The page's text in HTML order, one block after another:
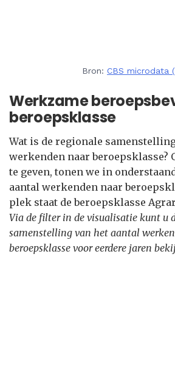
Bron: CBS microdata
Werkzame
beroepsklasse
Wat is de regionale
werkenden naar
te geven, tonen we in
aantal werkenden naar
plek staat de beroepsklasse
Via de filter in de visualisatie kunt u
samenstelling van het aantal
beroepsklasse voor eerdere jaren